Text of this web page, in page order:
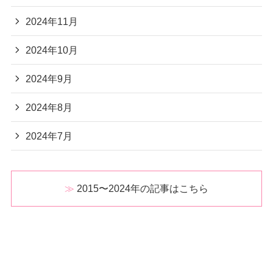
2024年11月
2024年10月
2024年9月
2024年8月
2024年7月
2015〜2024年の記事はこちら